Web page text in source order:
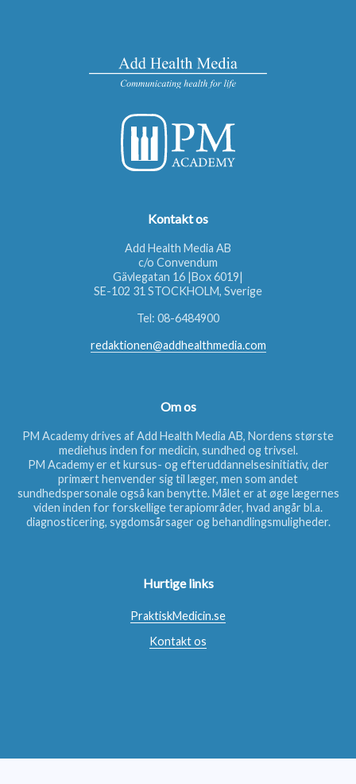
Kontakt os
Add Health Media AB
c/o Convendum
Gävlegatan 16 |Box 6019|
SE-102 31 STOCKHOLM, Sverige
Tel: 08-6484900
redaktionen@addhealthmedia.com
Om os
PM Academy drives af Add Health Media AB, Nordens største
mediehus inden for medicin, sundhed og trivsel.
PM Academy er et kursus- og efteruddannelsesinitiativ, der
primært henvender sig til læger, men som andet
sundhedspersonale også kan benytte. Målet er at øge lægernes
viden inden for forskellige terapiområder, hvad angår bl.a.
diagnosticering, sygdomsårsager og behandlingsmuligheder.
Hurtige links
PraktiskMedicin.se
Kontakt os